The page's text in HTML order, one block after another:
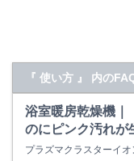
『 使い方 』 内の
浴室暖房乾燥機｜
のにピンク汚れが